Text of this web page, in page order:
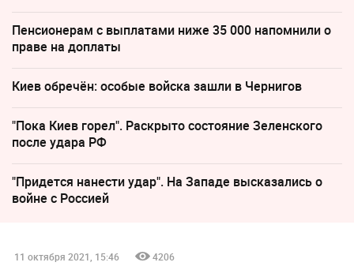
Пенсионерам с выплатами ниже 35 000 напомнили о
праве на доплаты
Киев обречён: особые войска зашли в Чернигов
"Пока Киев горел". Раскрыто состояние Зеленского
после удара РФ
"Придется нанести удар". На Западе высказались о
войне с Россией
11 октября 2021, 15:46 4206